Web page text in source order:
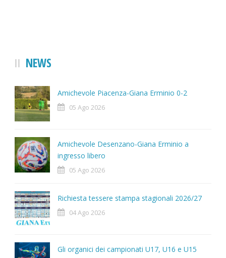
NEWS
Amichevole Piacenza-Giana Erminio 0-2
05 Ago 2026
Amichevole Desenzano-Giana Erminio a
ingresso libero
05 Ago 2026
Richiesta tessere stampa stagionali 2026/27
04 Ago 2026
Gli organici dei campionati U17, U16 e U15